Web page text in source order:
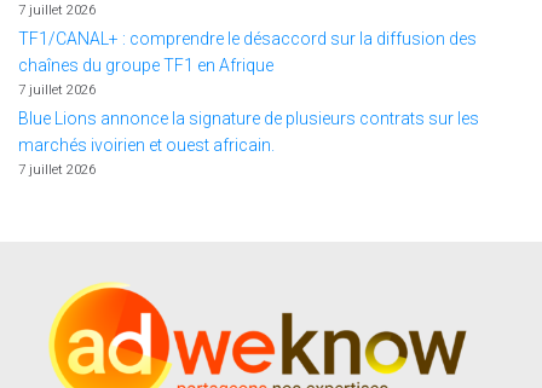
7 juillet 2026
TF1/CANAL+ : comprendre le désaccord sur la diffusion des
chaînes du groupe TF1 en Afrique
7 juillet 2026
Blue Lions annonce la signature de plusieurs contrats sur les
marchés ivoirien et ouest africain.
7 juillet 2026